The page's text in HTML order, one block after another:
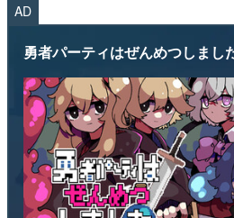
AD
勇者パーティはぜんめつしまし